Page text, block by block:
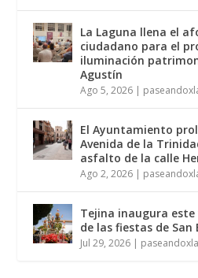
La Laguna llena el
ciudadano para el
iluminación
Agustín
Ago 5, 2026 |
El Ayuntamiento
Avenida de la
asfalto de la calle
Ago 2, 2026 |
Tejina inaugura
de las fiestas de
Jul 29, 2026 |